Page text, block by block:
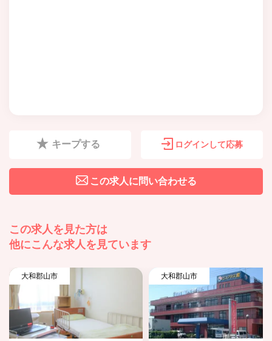
キープする ログインして応募
この求人に問い合わせる
この求人を見た方は
他にこんな求人を見ています
大和郡山市 大和郡山市